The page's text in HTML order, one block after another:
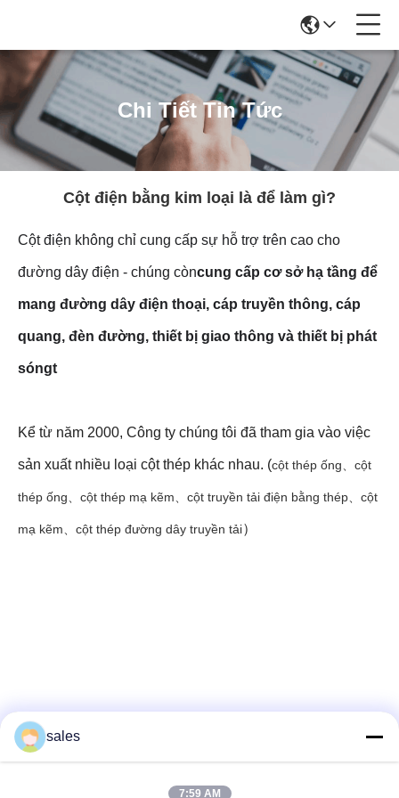
Chi Tiết Tin Tức
Cột điện bằng kim loại là để làm gì?
Cột điện không chỉ cung cấp sự hỗ trợ trên cao cho
đường dây điện - chúng còncung cấp cơ sở hạ tầng để
mang đường dây điện thoại, cáp truyền thông, cáp
quang, đèn đường, thiết bị giao thông và thiết bị phát
sóngt
Kể từ năm 2000, Công ty chúng tôi đã tham gia vào việc
sản xuất nhiều loại cột thép khác nhau. (cột thép ống、cột
thép ống、cột thép mạ kẽm、cột truyền tải điện bằng thép、cột
mạ kẽm、cột thép đường dây truyền tải）
sales
7:59 AM